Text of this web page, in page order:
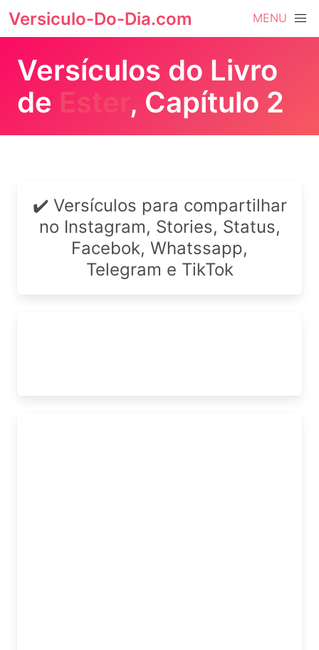
Versiculo-Do-Dia.com MENU
Versículos do Livro
de Ester, Capítulo 2
✔️ Versículos para compartilhar
no Instagram, Stories, Status,
Facebok, Whatssapp,
Telegram e TikTok